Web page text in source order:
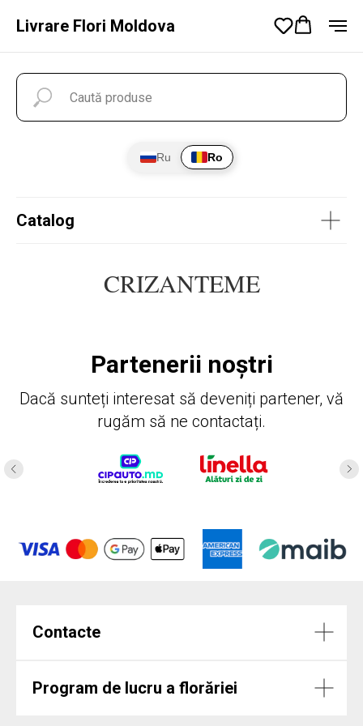
Livrare Flori Moldova
Ru Ro
Catalog
CRIZANTEME
Partenerii noștri
Dacă sunteți interesat să deveniți partener, vă
rugăm să ne contactați.
Contacte
Program de lucru a florăriei